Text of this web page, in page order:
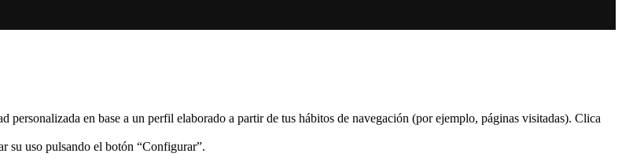
en base a un perfil elaborado a partir de tus hábitos de navegación (por ejemplo, páginas visitadas). Clica
su uso pulsando el botón “Configurar”.